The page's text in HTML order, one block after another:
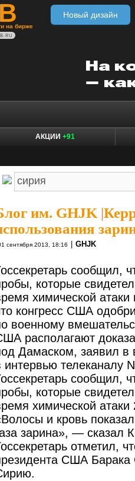
на бирже
Новый дизайн
АКЦИИ +91
им. GHJK |
сентября 2013, 18:16 GHJK
сообщил,
которые
химической
конгресс США
военному
располагают
Дамаском, заявил в
интервью телеканалу
сообщил,
которые
химической
и кровь
зарина», — сказал
отметил,
США